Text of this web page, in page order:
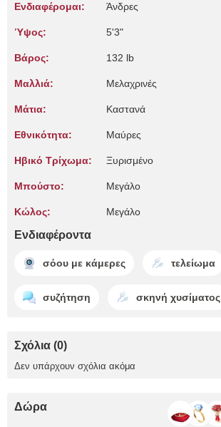
Ενδιαφέρομαι: Άνδρες
Ύψος: 5'3"
Βάρος: 132 lb
Μαλλιά: Μελαχρινές
Μάτια: Καστανά
Εθνικότητα: Μαύρες
Ηβικό Τρίχωμα: Ξυρισμένο
Μπούστο: Μεγάλο
Κώλος: Μεγάλο
Ενδιαφέροντα
σόου με κάμερες τελείωμα
συζήτηση σκηνή χυσίματος
Σχόλια (0)
Δεν υπάρχουν σχόλια ακόμα
Δώρα